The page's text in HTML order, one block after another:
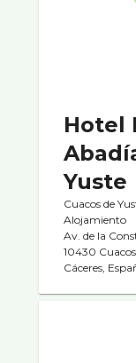
Hotel
Yuste
Cuacos de
Alojamiento
Av. de la
10430
Cáceres,